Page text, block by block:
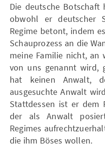
Die deutsche
obwohl er deutscher
Regime betont, indem
Schauprozess an die
meine Familie nicht, an
von uns genannt wird,
hat keinen Anwalt,
ausgesuchte Anwalt
Stattdessen ist er dem
der als Anwalt
Regimes
die ihm Böses wollen.